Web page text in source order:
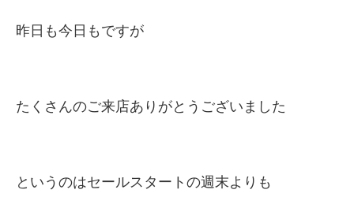
昨日も今日もですが
たくさんのご来店ありがとうございました
というのはセールスタートの週末よりも